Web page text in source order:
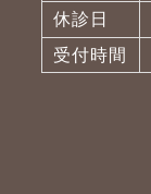
休診日
受付時間